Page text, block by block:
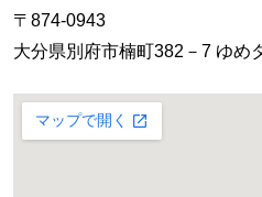
〒874-0943
大分県別府市楠町382－7 ゆめ